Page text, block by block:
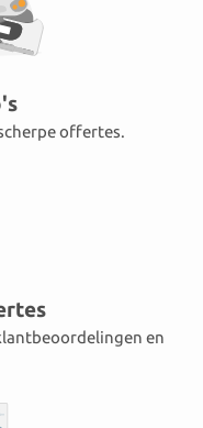
offertes.
en